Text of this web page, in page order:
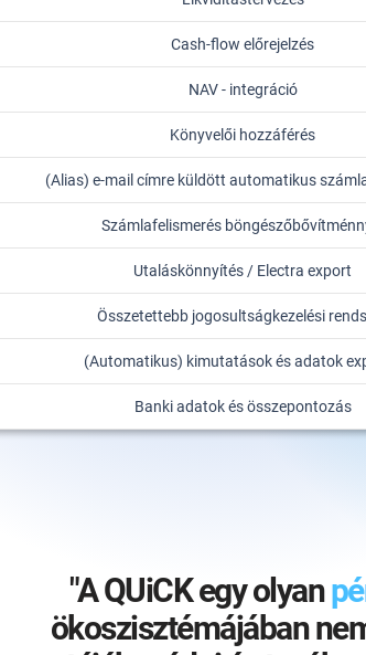
Cash-flow előrejelzés
NAV - integráció
Könyvelői hozzáférés
(Alias) e-mail címre küldött automatikus
Számlafelismerés
Utaláskönnyítés / Electra export
Összetettebb jogosultságkezelési
(Automatikus) kimutatások és adatok
Banki adatok és összepontozás
"A QUiCK egy olyanpé
ökoszisztémájában